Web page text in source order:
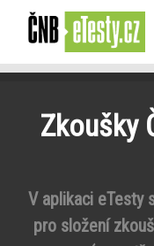
Zkoušky
V aplikaci eTesty
pro složení